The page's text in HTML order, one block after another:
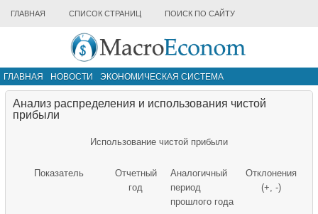
ГЛАВНАЯ СПИСОК СТРАНИЦ ПОИСК ПО САЙТУ
ГЛАВНАЯ НОВОСТИ
ЭКОНОМИЧЕСКАЯ СИСТЕМА
ИНФРАСТРУКТУРА РЫНКА
Анализ распределения и использования чистой
прибыли
Использование чистой прибыли
Показатель
Отчетный
год
Аналогичный
период
прошлого года
Отклонения
(+, -)